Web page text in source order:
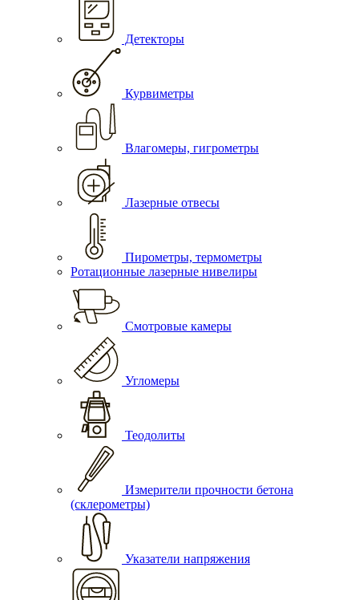
Детекторы
Курвиметры
Влагомеры, гигрометры
Лазерные отвесы
Пирометры, термометры
Ротационные лазерные нивелиры
Смотровые камеры
Угломеры
Теодолиты
Измерители прочности бетона
(склерометры)
Указатели напряжения